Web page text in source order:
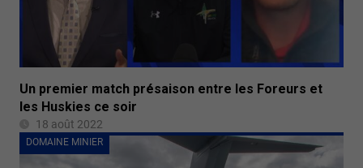
Un premier match présaison entre les Foreurs et
les Huskies ce soir
18 août 2022
DOMAINE MINIER